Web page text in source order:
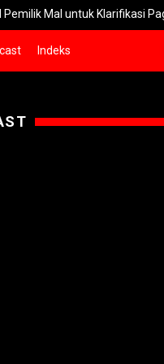
untuk Klarifikasi Pagar Tinggi
Indeks